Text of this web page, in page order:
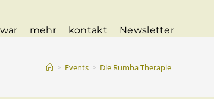
mehr kontakt Newsletter
> Events > Die Rumba Therapie